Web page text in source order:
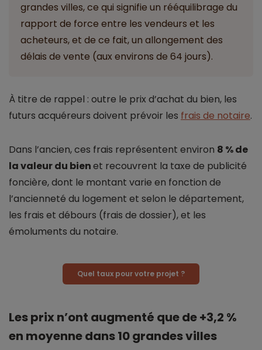
grandes villes, ce qui signifie un rééquilibrage du
rapport de force entre les vendeurs et les
acheteurs, et de ce fait, un allongement des
délais de vente (aux environs de 64 jours).
À titre de rappel : outre le prix d’achat du bien, les
futurs acquéreurs doivent prévoir les frais de notaire.
Dans l’ancien, ces frais représentent environ 8 % de
la valeur du bienet recouvrent la taxe de publicité
foncière, dont le montant varie en fonction de
l’ancienneté du logement et selon le département,
les frais et débours (frais de dossier), et les
émoluments du notaire.
Quel taux pour votre projet ?
Les prix n’ont augmenté que de +3,2 %
en moyenne dans 10 grandes villes